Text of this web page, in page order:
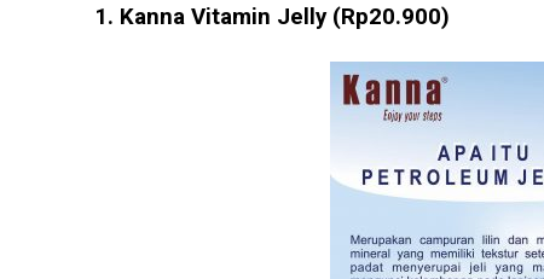
1. Kanna Vitamin Jelly (Rp20.900)